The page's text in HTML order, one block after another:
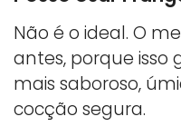
Não é o ideal. O
antes, porque
mais saboroso,
cocção segura.